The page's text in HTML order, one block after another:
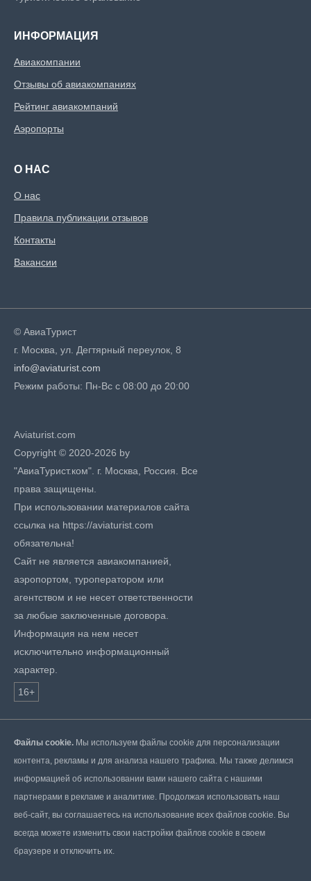
ИНФОРМАЦИЯ
Авиакомпании
Отзывы об авиакомпаниях
Рейтинг авиакомпаний
Аэропорты
О НАС
О нас
Правила публикации отзывов
Контакты
Вакансии
© АвиаТурист
г. Москва, ул. Дегтярный переулок, 8
info@aviaturist.com
Режим работы: Пн-Вс с 08:00 до 20:00
Aviaturist.com
Copyright © 2020-2026 by
"АвиаТурист.ком". г. Москва, Россия. Все
права защищены.
При использовании материалов сайта
ссылка на https://aviaturist.com
обязательна!
Сайт не является авиакомпанией,
аэропортом, туроператором или
агентством и не несет ответственности
за любые заключенные договора.
Информация на нем несет
исключительно информационный
характер.
16+
Файлы cookie. Мы используем файлы cookie для персонализации
контента, рекламы и для анализа нашего трафика. Мы также делимся
информацией об использовании вами нашего сайта с нашими
партнерами в рекламе и аналитике. Продолжая использовать наш
веб-сайт, вы соглашаетесь на использование всех файлов cookie. Вы
всегда можете изменить свои настройки файлов cookie в своем
браузере и отключить их.